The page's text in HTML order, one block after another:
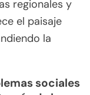
regionales y
el paisaje
la
sociales